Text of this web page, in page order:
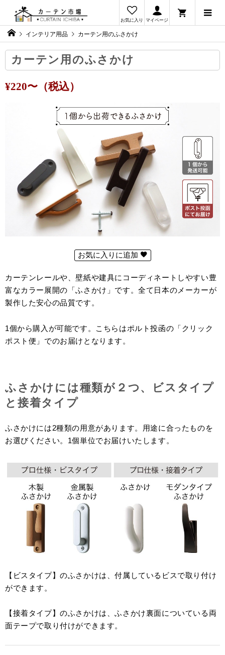
お気に入り マイページ
インテリア用品 カーテン用のふさかけ
カーテン用のふさかけ
¥220〜（税込）
お気に入りに追加
カーテンレールや、壁紙や建具にコーディネートしやすい豊
富なカラー展開の「ふさかけ」です。全て日本のメーカーが
製作した安心の品質です。
1個から購入が可能です。こちらはポルト投函の「クリック
ポスト便」でのお届けとなります。
ふさかけには種類が２つ、ビスタイプ
と接着タイプ
ふさかけには2種類の用意があります。用途に合ったものを
お選びください。1個単位でお届けいたします。
【ビスタイプ】のふさかけは、付属しているビスで取り付け
ができます。
【接着タイプ】のふさかけは、ふさかけ裏面についている両
面テープで取り付けができます。